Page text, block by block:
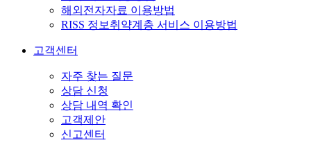
해외전자자료 이용방법
RISS 정보취약계층 서비스 이용방법
고객센터
자주 찾는 질문
상담 신청
상담 내역 확인
고객제안
신고센터